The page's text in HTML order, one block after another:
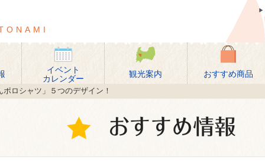
イベント
カレンダー
観光案内 おすすめ商品
ポロシャツ」５つのデザイン！